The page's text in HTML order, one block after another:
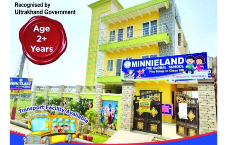
आयोजित बैठक में नैनीताल की यातायात व्यवस्था को अधिक व्यवस्थित,
सुरक्षित और पर्यटकों के अनुकूल बनाने पर विस्तार से चर्चा हुई।
नियम तोड़ने पर होगा सख्त एक्शन
बैठक में अधिकारियों ने कहा कि मॉल रोड नैनीताल का प्रमुख पर्यटन स्थल
है, जहां हर वर्ष बड़ी संख्या में पर्यटक शांत वातावरण का आनंद लेने पहुंचते
हैं। ऐसे में अनावश्यक हॉर्न से होने वाला ध्वनि प्रदूषण पर्यटन अनुभव को
प्रभावित करता है। इसे देखते हुए जिला प्रशासन और पुलिस विभाग
आवश्यक दिशा-निर्देश जारी करेंगे।